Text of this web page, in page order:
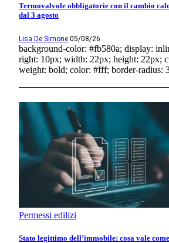
Termovalvole obbligatorie con il cambio
dal 3 agosto
Lisa De Simone 05/08/26
background-color: #fb580a; display:
right: 10px; width: 22px; height: 22px;
weight: bold; color: #fff; border-radius:
Permessi edilizi
Stato legittimo dell’immobile: cosa vale